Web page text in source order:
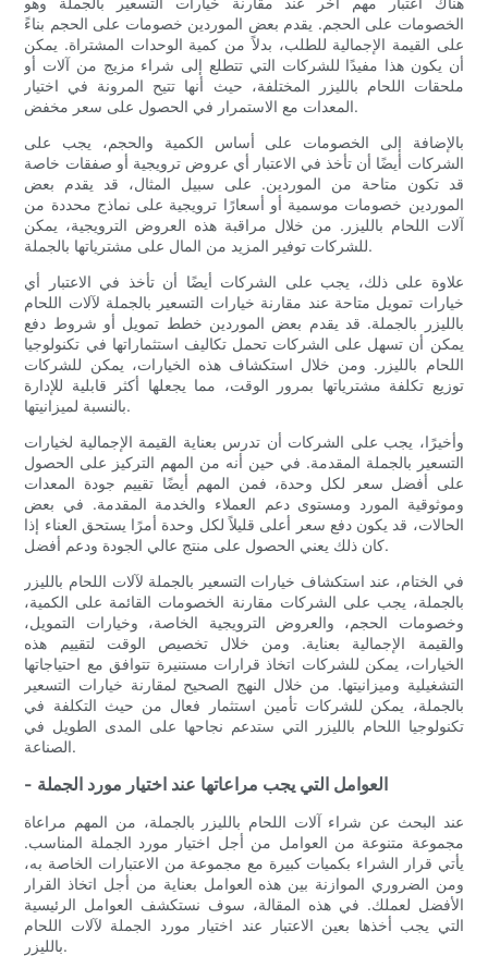
الخصومات على الحجم. يقدم بعض الموردين خصومات على الحجم بناءً
على القيمة الإجمالية للطلب، بدلاً من كمية الوحدات المشتراة. يمكن
أن يكون هذا مفيدًا للشركات التي تتطلع إلى شراء مزيج من آلات أو
ملحقات اللحام بالليزر المختلفة، حيث أنها تتيح المرونة في اختيار
المعدات مع الاستمرار في الحصول على سعر مخفض.
بالإضافة إلى الخصومات على أساس الكمية والحجم، يجب على
الشركات أيضًا أن تأخذ في الاعتبار أي عروض ترويجية أو صفقات خاصة
قد تكون متاحة من الموردين. على سبيل المثال، قد يقدم بعض
الموردين خصومات موسمية أو أسعارًا ترويجية على نماذج محددة من
آلات اللحام بالليزر. من خلال مراقبة هذه العروض الترويجية، يمكن
للشركات توفير المزيد من المال على مشترياتها بالجملة.
علاوة على ذلك، يجب على الشركات أيضًا أن تأخذ في الاعتبار أي
خيارات تمويل متاحة عند مقارنة خيارات التسعير بالجملة لآلات اللحام
بالليزر بالجملة. قد يقدم بعض الموردين خطط تمويل أو شروط دفع
يمكن أن تسهل على الشركات تحمل تكاليف استثماراتها في تكنولوجيا
اللحام بالليزر. ومن خلال استكشاف هذه الخيارات، يمكن للشركات
توزيع تكلفة مشترياتها بمرور الوقت، مما يجعلها أكثر قابلية للإدارة
بالنسبة لميزانيتها.
وأخيرًا، يجب على الشركات أن تدرس بعناية القيمة الإجمالية لخيارات
التسعير بالجملة المقدمة. في حين أنه من المهم التركيز على الحصول
على أفضل سعر لكل وحدة، فمن المهم أيضًا تقييم جودة المعدات
وموثوقية المورد ومستوى دعم العملاء والخدمة المقدمة. في بعض
الحالات، قد يكون دفع سعر أعلى قليلاً لكل وحدة أمرًا يستحق العناء إذا
كان ذلك يعني الحصول على منتج عالي الجودة ودعم أفضل.
في الختام، عند استكشاف خيارات التسعير بالجملة لآلات اللحام بالليزر
بالجملة، يجب على الشركات مقارنة الخصومات القائمة على الكمية،
وخصومات الحجم، والعروض الترويجية الخاصة، وخيارات التمويل،
والقيمة الإجمالية بعناية. ومن خلال تخصيص الوقت لتقييم هذه
الخيارات، يمكن للشركات اتخاذ قرارات مستنيرة تتوافق مع احتياجاتها
التشغيلية وميزانيتها. من خلال النهج الصحيح لمقارنة خيارات التسعير
بالجملة، يمكن للشركات تأمين استثمار فعال من حيث التكلفة في
تكنولوجيا اللحام بالليزر التي ستدعم نجاحها على المدى الطويل في
الصناعة.
- العوامل التي يجب مراعاتها عند اختيار مورد الجملة
عند البحث عن شراء آلات اللحام بالليزر بالجملة، من المهم مراعاة
مجموعة متنوعة من العوامل من أجل اختيار مورد الجملة المناسب.
يأتي قرار الشراء بكميات كبيرة مع مجموعة من الاعتبارات الخاصة به،
ومن الضروري الموازنة بين هذه العوامل بعناية من أجل اتخاذ القرار
الأفضل لعملك. في هذه المقالة، سوف نستكشف العوامل الرئيسية
التي يجب أخذها بعين الاعتبار عند اختيار مورد الجملة لآلات اللحام
بالليزر.